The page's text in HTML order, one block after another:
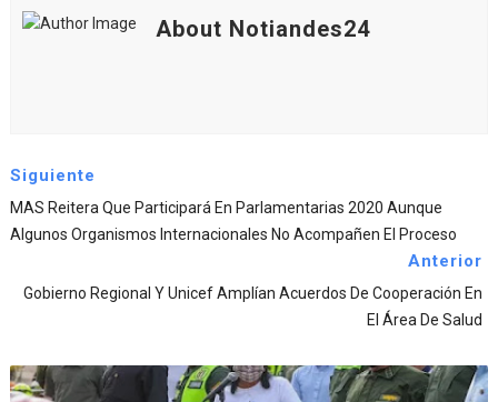
About Notiandes24
Siguiente
MAS Reitera Que Participará En Parlamentarias 2020 Aunque
Algunos Organismos Internacionales No Acompañen El Proceso
Anterior
Gobierno Regional Y Unicef Amplían Acuerdos De Cooperación En
El Área De Salud